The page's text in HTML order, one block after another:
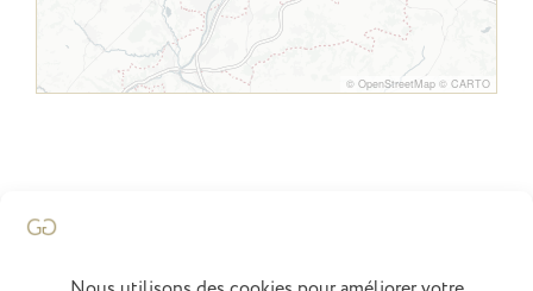
© OpenStreetMap © CARTO